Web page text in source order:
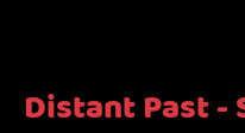
Distant Past -